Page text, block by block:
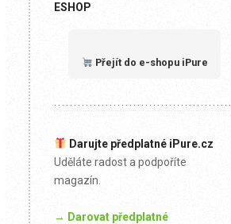
ESHOP
Přejít do e-shopu iPure
Darujte předplatné iPure.cz
Uděláte radost a podpoříte
magazín.
→ Darovat předplatné